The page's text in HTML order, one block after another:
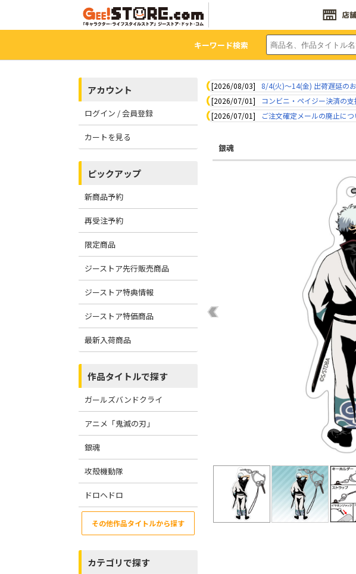
キーワード検索
アカウント
ログイン / 会員登録
カートを見る
ピックアップ
新商品予約
再受注予約
限定商品
ジーストア先行販売商品
ジーストア特典情報
ジーストア特価商品
最新入荷商品
作品タイトルで探す
ガールズバンドクライ
アニメ「鬼滅の刃」
銀魂
攻殻機動隊
ドロヘドロ
その他作品タイトルから探す
カテゴリで探す
[2026/08/03]
8/4(火)～14(金) 出荷遅延の
[2026/07/01]
コンビニ・ペイジー決済の
[2026/07/01]
ご注文確定メールの廃止につ
銀魂